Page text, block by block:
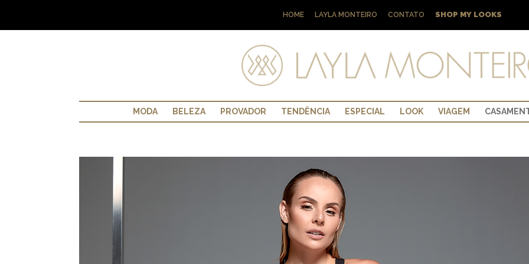
HOME LAYLA MONTEIRO CONTATO SHOP MY LOOKS
MODA BELEZA PROVADOR TENDÊNCIA ESPECIAL LOOK VIAGEM